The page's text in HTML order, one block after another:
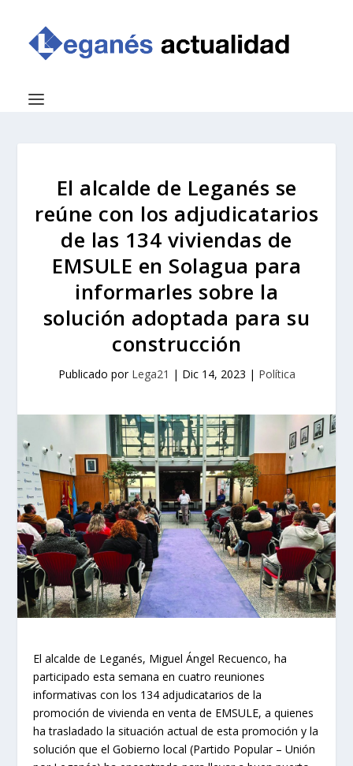
El alcalde de Leganés se
reúne con los adjudicatarios
de las 134 viviendas de
EMSULE en Solagua para
informarles sobre la
solución adoptada para su
construcción
Publicado por Lega21 | Dic 14, 2023 | Política
El alcalde de Leganés, Miguel Ángel Recuenco, ha
participado esta semana en cuatro reuniones
informativas con los 134 adjudicatarios de la
promoción de vivienda en venta de EMSULE, a quienes
ha trasladado la situación actual de esta promoción y la
solución que el Gobierno local (Partido Popular – Unión